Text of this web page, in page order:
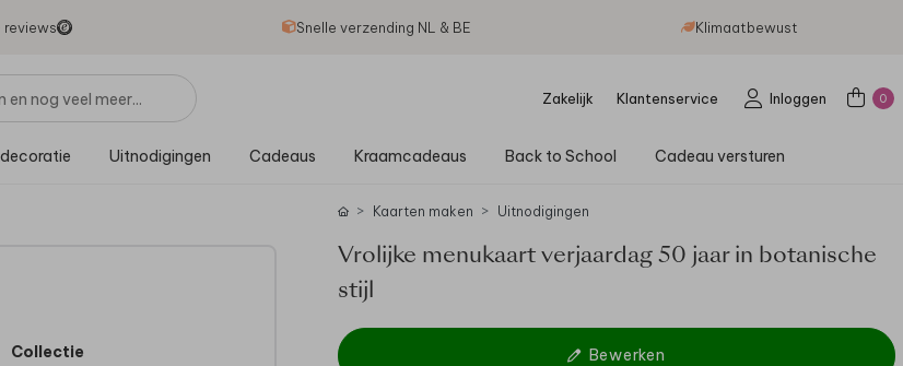
reviews Snelle verzending NL & BE Klimaatbewust
Zakelijk Klantenservice Inloggen 0
Uitnodigingen Cadeaus Kraamcadeaus Back to School Cadeau versturen
Collectie
Kaarten maken Uitnodigingen
Vrolijke menukaart verjaardag 50 jaar in botanische
stijl
Bewerken